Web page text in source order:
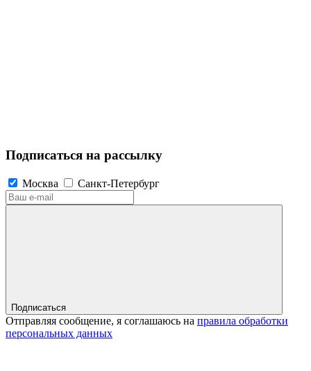
Подписаться на рассылку
Москва Санкт-Петербург
Подписаться
Отправляя сообщение, я соглашаюсь на правила обработки
персональных данных